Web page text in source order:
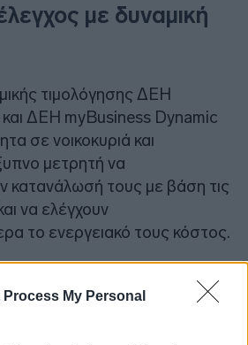
Process My Personal
με δυναμική
τιμολόγησης ΔΕΗ
ΔΕΗ myBusiness Dynamic
σε νοικοκυριά και
μετρητή να
κατανάλωσή τους με βάση τις
να ελέγχουν
το ενεργειακό τους κόστος.